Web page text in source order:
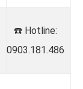
☎️ Hotline:
0903.181.486